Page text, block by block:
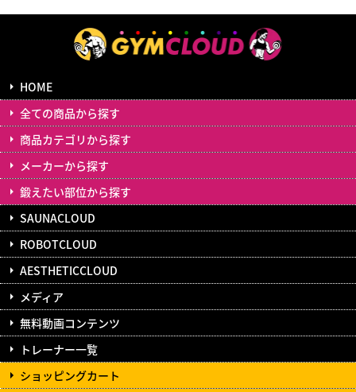
HOME
全ての商品から探す
商品カテゴリから探す
メーカーから探す
鍛えたい部位から探す
SAUNACLOUD
ROBOTCLOUD
AESTHETICCLOUD
メディア
無料動画コンテンツ
トレーナー一覧
ショッピングカート